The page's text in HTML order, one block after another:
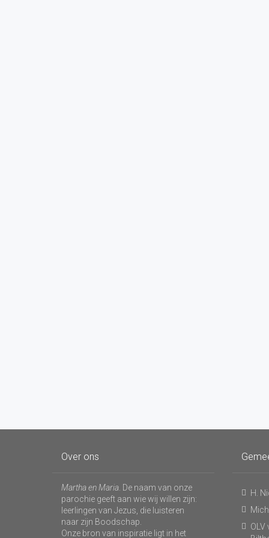
Over ons
Martha en Maria . De naam van onze
parochie geeft aan wie wij willen zijn:
leerlingen van Jezus, die luisteren
naar zijn Boodschap.
Onze bron van inspiratie ligt in het
H.
OLV